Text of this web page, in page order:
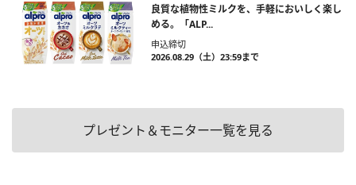
良質な植物性ミルクを、手軽においしく楽し
める。「ALP...
申込締切
2026.08.29（土）23:59まで
プレゼント＆モニター一覧を見る